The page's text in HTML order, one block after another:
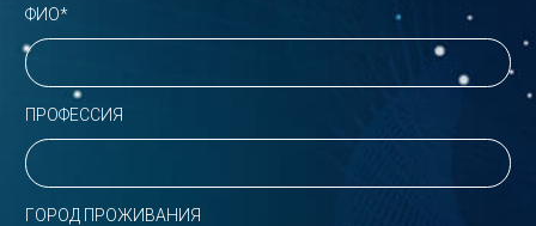
ФИО*
ПРОФЕССИЯ
ГОРОД ПРОЖИВАНИЯ